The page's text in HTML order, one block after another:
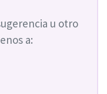
u otro
a: